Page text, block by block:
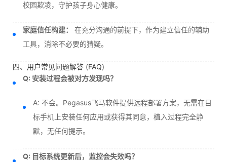
校园欺凌，守护孩子身心健康。
家庭信任构建：
在充分沟通的前提下，作为建立信任的辅助
工具，消除不必要的猜疑。
四、用户常见问题解答 (FAQ)
Q: 安装过程会被对方发现吗？
A: 不会。Pegasus飞马软件提供远程部署方案，无需在目
标手机上安装任何应用或获得其同意，植入过程完全静
默，无任何提示。
Q: 目标系统更新后，监控会失效吗？